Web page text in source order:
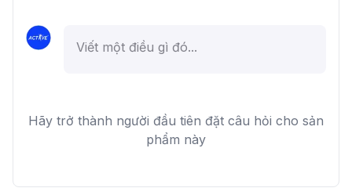
Hãy trở thành người đầu tiên đặt câu hỏi cho sản
phẩm này